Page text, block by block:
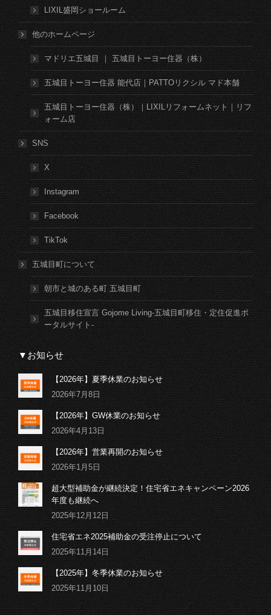
LIXIL盛岡ショールーム
他のホームページ
マドリエ五城目 ｜ 五城目トーヨー住器（株）
五城目トーヨー住器 能代店｜PATTOリクシル マド本舗
五城目トーヨー住器（株）｜LIXILリフォームネット｜リフ
ォーム店
SNS
X
Instagram
Facebook
TikTok
五城目町について
朝市と城のある町 五城目町
五城目移住宣言 Gojome Living-五城目町移住・定住促進ポ
ータルサイト-
▼お知らせ
【2026年】夏季休業のお知らせ
2026年7月8日
【2026年】GW休業のお知らせ
2026年4月13日
【2026年】営業再開のお知らせ
2026年1月5日
超大型補助金が継続決定！住宅省エネキャンペーン2026
年度も継続へ
2025年12月12日
住宅省エネ2025補助金の受注停止について
2025年11月14日
【2025年】冬季休業のお知らせ
2025年11月10日